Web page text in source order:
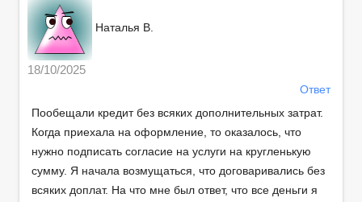
Наталья В.
18/10/2025
Ответ
Пообещали кредит без всяких дополнительных затрат.
Когда приехала на оформление, то оказалось, что
нужно подписать согласие на услуги на кругленькую
сумму. Я начала возмущаться, что договаривались без
всяких доплат. На что мне был ответ, что все деньги я